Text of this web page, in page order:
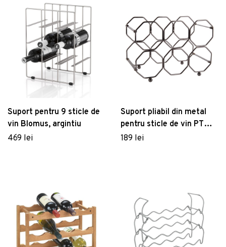
Suport pentru 9 sticle de
vin Blomus, argintiu
469 lei
Suport pliabil din metal
pentru sticle de vin PT
LIVING Honeycomb, gri
189 lei